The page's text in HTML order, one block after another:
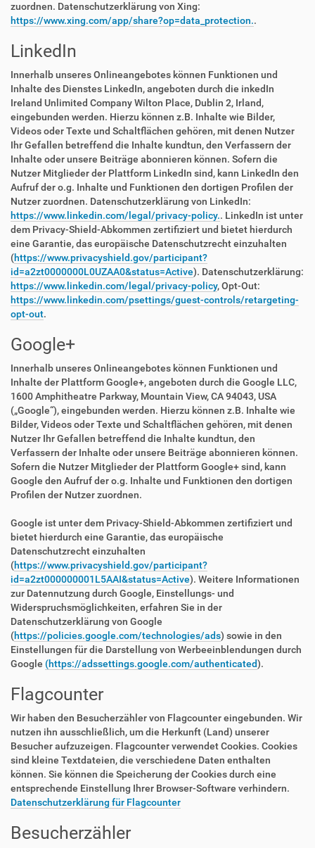
zuordnen. Datenschutzerklärung von Xing:
https://www.xing.com/app/share?op=data_protection..
LinkedIn
Innerhalb unseres Onlineangebotes können Funktionen und
Inhalte des Dienstes LinkedIn, angeboten durch die inkedIn
Ireland Unlimited Company Wilton Place, Dublin 2, Irland,
eingebunden werden. Hierzu können z.B. Inhalte wie Bilder,
Videos oder Texte und Schaltflächen gehören, mit denen Nutzer
Ihr Gefallen betreffend die Inhalte kundtun, den Verfassern der
Inhalte oder unsere Beiträge abonnieren können. Sofern die
Nutzer Mitglieder der Plattform LinkedIn sind, kann LinkedIn den
Aufruf der o.g. Inhalte und Funktionen den dortigen Profilen der
Nutzer zuordnen. Datenschutzerklärung von LinkedIn:
https://www.linkedin.com/legal/privacy-policy.. LinkedIn ist unter
dem Privacy-Shield-Abkommen zertifiziert und bietet hierdurch
eine Garantie, das europäische Datenschutzrecht einzuhalten
(https://www.privacyshield.gov/participant?
id=a2zt0000000L0UZAA0&status=Active). Datenschutzerklärung:
https://www.linkedin.com/legal/privacy-policy, Opt-Out:
https://www.linkedin.com/psettings/guest-controls/retargeting-
opt-out.
Google+
Innerhalb unseres Onlineangebotes können Funktionen und
Inhalte der Plattform Google+, angeboten durch die Google LLC,
1600 Amphitheatre Parkway, Mountain View, CA 94043, USA
(„Google“), eingebunden werden. Hierzu können z.B. Inhalte wie
Bilder, Videos oder Texte und Schaltflächen gehören, mit denen
Nutzer Ihr Gefallen betreffend die Inhalte kundtun, den
Verfassern der Inhalte oder unsere Beiträge abonnieren können.
Sofern die Nutzer Mitglieder der Plattform Google+ sind, kann
Google den Aufruf der o.g. Inhalte und Funktionen den dortigen
Profilen der Nutzer zuordnen.
Google ist unter dem Privacy-Shield-Abkommen zertifiziert und
bietet hierdurch eine Garantie, das europäische
Datenschutzrecht einzuhalten
(https://www.privacyshield.gov/participant?
id=a2zt000000001L5AAI&status=Active). Weitere Informationen
zur Datennutzung durch Google, Einstellungs- und
Widerspruchsmöglichkeiten, erfahren Sie in der
Datenschutzerklärung von Google
(https://policies.google.com/technologies/ads) sowie in den
Einstellungen für die Darstellung von Werbeeinblendungen durch
Google (https://adssettings.google.com/authenticated).
Flagcounter
Wir haben den Besucherzähler von Flagcounter eingebunden. Wir
nutzen ihn ausschließlich, um die Herkunft (Land) unserer
Besucher aufzuzeigen. Flagcounter verwendet Cookies. Cookies
sind kleine Textdateien, die verschiedene Daten enthalten
können. Sie können die Speicherung der Cookies durch eine
entsprechende Einstellung Ihrer Browser-Software verhindern.
Datenschutzerklärung für Flagcounter
Besucherzähler